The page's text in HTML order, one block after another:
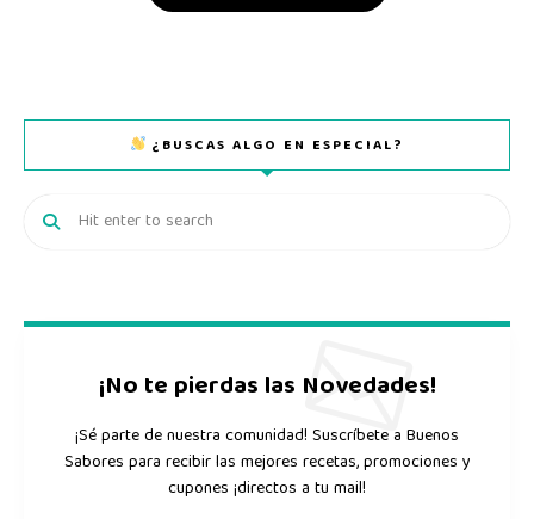
¿BUSCAS ALGO EN ESPECIAL?
¡No te pierdas las Novedades!
¡Sé parte de nuestra comunidad! Suscríbete a Buenos
Sabores para recibir las mejores recetas, promociones y
cupones ¡directos a tu mail!